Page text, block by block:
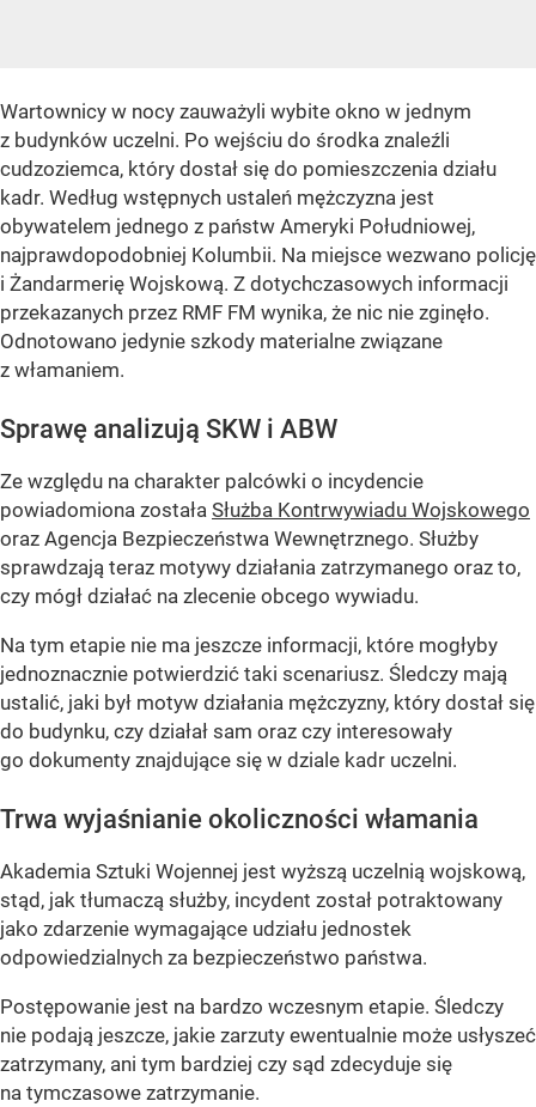
Wartownicy w nocy zauważyli wybite okno w jednym
z budynków uczelni. Po wejściu do środka znaleźli
cudzoziemca, który dostał się do pomieszczenia działu
kadr. Według wstępnych ustaleń mężczyzna jest
obywatelem jednego z państw Ameryki Południowej,
najprawdopodobniej Kolumbii. Na miejsce wezwano policję
i Żandarmerię Wojskową. Z dotychczasowych informacji
przekazanych przez RMF FM wynika, że nic nie zginęło.
Odnotowano jedynie szkody materialne związane
z włamaniem.
Sprawę analizują SKW i ABW
Ze względu na charakter palcówki o incydencie
powiadomiona została Służba Kontrwywiadu Wojskowego
oraz Agencja Bezpieczeństwa Wewnętrznego. Służby
sprawdzają teraz motywy działania zatrzymanego oraz to,
czy mógł działać na zlecenie obcego wywiadu.
Na tym etapie nie ma jeszcze informacji, które mogłyby
jednoznacznie potwierdzić taki scenariusz. Śledczy mają
ustalić, jaki był motyw działania mężczyzny, który dostał się
do budynku, czy działał sam oraz czy interesowały
go dokumenty znajdujące się w dziale kadr uczelni.
Trwa wyjaśnianie okoliczności włamania
Akademia Sztuki Wojennej jest wyższą uczelnią wojskową,
stąd, jak tłumaczą służby, incydent został potraktowany
jako zdarzenie wymagające udziału jednostek
odpowiedzialnych za bezpieczeństwo państwa.
Postępowanie jest na bardzo wczesnym etapie. Śledczy
nie podają jeszcze, jakie zarzuty ewentualnie może usłyszeć
zatrzymany, ani tym bardziej czy sąd zdecyduje się
na tymczasowe zatrzymanie.